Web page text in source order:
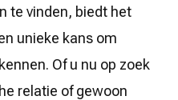
te vinden, biedt het
unieke kans om
Of u nu op zoek
relatie of gewoon